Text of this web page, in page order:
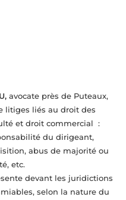
avocate près de Puteaux,
litiges liés au droit des
et droit commercial :
du dirigeant,
abus de majorité ou
etc.
devant les juridictions
selon la nature du